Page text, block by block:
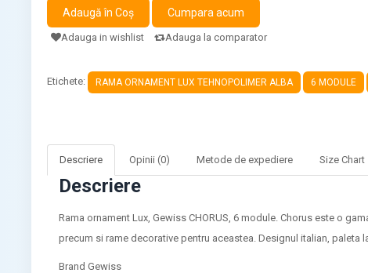
Adauga in wishlist Adauga la comparator
Etichete: RAMA ORNAMENT LUX TEHNOPOLIMER ALBA 6 MODULE
Descriere Opinii (0) Metode de expediere Size Chart
Descriere
Rama ornament Lux, Gewiss CHORUS, 6 module. Chorus este o
precum si rame decorative pentru aceastea. Designul italian,
Brand Gewiss